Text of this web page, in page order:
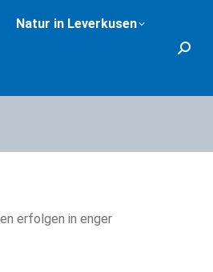
Natur in Leverkusen
erfolgen in enger